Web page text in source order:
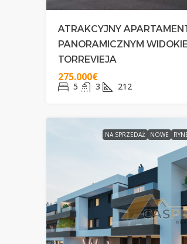
ATRAKCYJNY
PANORAMICZNYM
TORREVIEJA
275.000€
5 3 212
NA SPRZEDAŻ NOWE
PRZY